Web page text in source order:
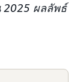
2025 ผลลัพธ์